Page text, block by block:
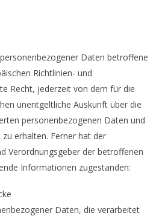
Daten betroffene
Richtlinien- und
Recht, jederzeit von dem für die
unentgeltliche Auskunft über die
personenbezogenen Daten und
erhalten. Ferner hat der
Verordnungsgeber der betroffenen
Informationen zugestanden:
Daten, die verarbeitet